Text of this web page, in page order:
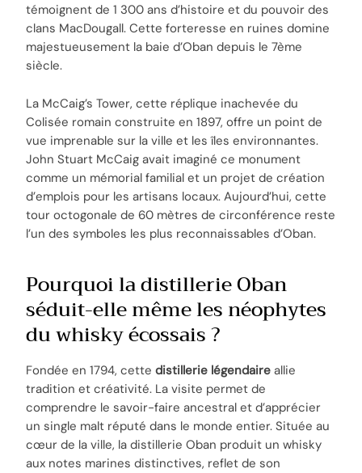
témoignent de 1 300 ans d’histoire et du pouvoir des
clans MacDougall. Cette forteresse en ruines domine
majestueusement la baie d’Oban depuis le 7ème
siècle.
La McCaig’s Tower, cette réplique inachevée du
Colisée romain construite en 1897, offre un point de
vue imprenable sur la ville et les îles environnantes.
John Stuart McCaig avait imaginé ce monument
comme un mémorial familial et un projet de création
d’emplois pour les artisans locaux. Aujourd’hui, cette
tour octogonale de 60 mètres de circonférence reste
l’un des symboles les plus reconnaissables d’Oban.
Pourquoi la distillerie Oban
séduit-elle même les néophytes
du whisky écossais ?
Fondée en 1794, cettedistillerie légendaire allie
tradition et créativité. La visite permet de
comprendre le savoir-faire ancestral et d’apprécier
un single malt réputé dans le monde entier. Située au
cœur de la ville, la distillerie Oban produit un whisky
aux notes marines distinctives, reflet de son